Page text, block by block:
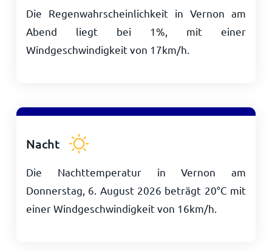
Die Regenwahrscheinlichkeit in Vernon am
Abend liegt bei 1%, mit einer
Windgeschwindigkeit von 17km/h
Nacht
Die Nachttemperatur in Vernon am
Donnerstag, 6. August 2026 beträgt 20°C mit
einer Windgeschwindigkeit von 16km/h